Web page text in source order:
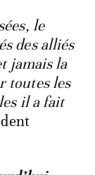
le
des alliés
jamais la
toutes les
il a fait